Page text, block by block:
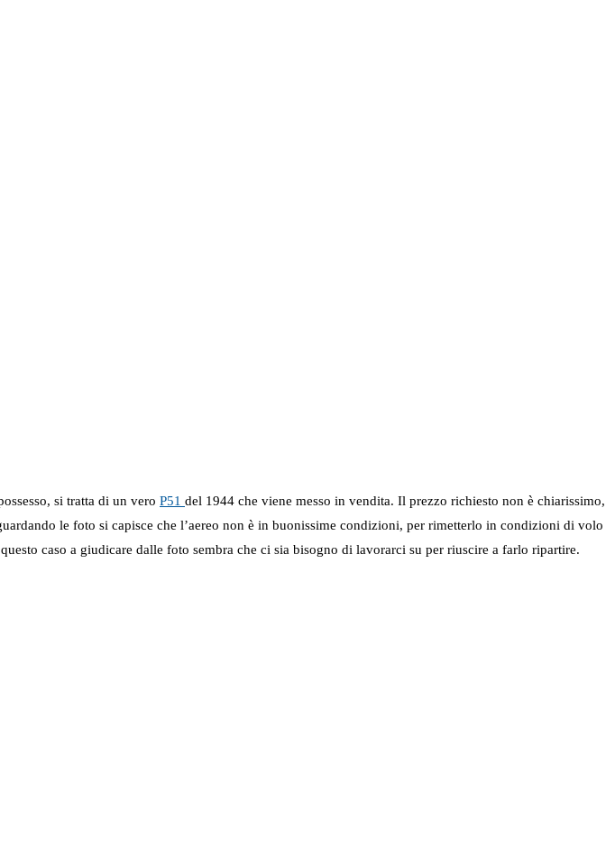
si tratta di un vero P51 del 1944 che viene messo in vendita. Il prezzo richiesto non è chiarissimo,
le foto si capisce che l’aereo non è in buonissime condizioni, per rimetterlo in condizioni di volo
caso a giudicare dalle foto sembra che ci sia bisogno di lavorarci su per riuscire a farlo ripartire.